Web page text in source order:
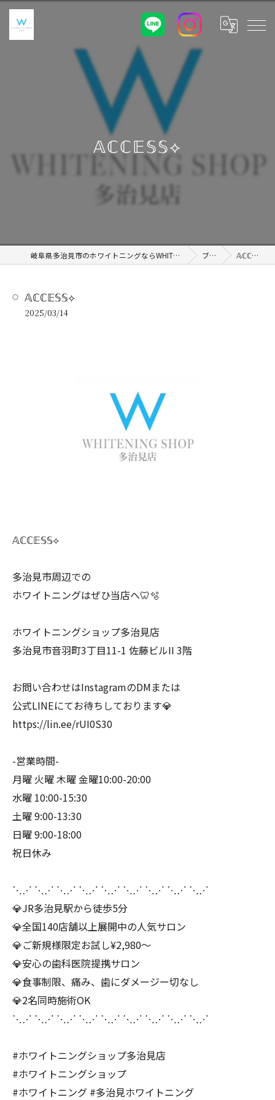
𝔸ℂℂ𝔼𝕊𝕊⟡
岐阜県多治見市のホワイトニングならWHITENING SHOP 土岐店 ブログ 𝔸ℂℂ𝔼𝕊𝕊⟡
𝔸ℂℂ𝔼𝕊𝕊⟡
2025/03/14
𝔸ℂℂ𝔼𝕊𝕊⟡
多治見市周辺での
ホワイトニングはぜひ当店へ🦷🫧
ホワイトニングショップ多治見店
多治見市音羽町3丁目11-1 佐藤ビルII 3階
お問い合わせはInstagramのDMまたは
公式LINEにてお待ちしております💎
https://lin.ee/rUI0S30
-営業時間-
月曜 火曜 木曜 金曜10:00-20:00
水曜 10:00-15:30
土曜 9:00-13:30
日曜 9:00-18:00
祝日休み
⋱⋰ ⋱⋰ ⋱⋰ ⋱⋰ ⋱⋰ ⋱⋰ ⋱⋰ ⋱⋰ ⋱⋰
💎JR多治見駅から徒歩5分
💎全国140店舗以上展開中の人気サロン
💎ご新規様限定お試し¥2,980～
💎安心の歯科医院提携サロン
💎食事制限、痛み、歯にダメージー切なし
💎2名同時施術OK
⋱⋰ ⋱⋰ ⋱⋰ ⋱⋰ ⋱⋰ ⋱⋰ ⋱⋰ ⋱⋰ ⋱⋰
#ホワイトニングショップ多治見店
#ホワイトニングショップ
#ホワイトニング #多治見ホワイトニング